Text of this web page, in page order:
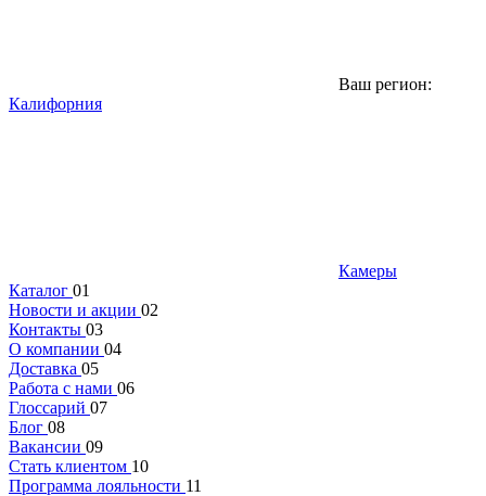
Ваш регион:
Калифорния
Камеры
Каталог 01
Новости и акции 02
Контакты 03
О компании 04
Доставка 05
Работа с нами 06
Глоссарий 07
Блог 08
Вакансии 09
Стать клиентом 10
Программа лояльности 11